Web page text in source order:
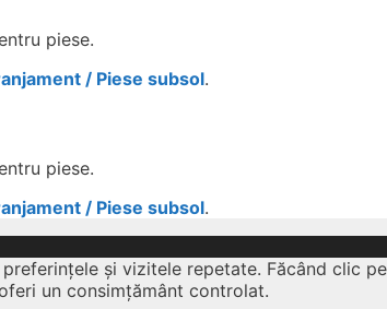
piese.
/ Piese subsol.
piese.
/ Piese subsol.
și vizitele repetate. Făcând clic
un consimțământ controlat.